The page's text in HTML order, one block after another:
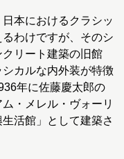
本におけるクラシッ
わけですが、そのシ
リート建築の旧館
カルな内外装が特徴
年に佐藤慶太郎の
・メレル・ヴォーリ
活館」として建築さ